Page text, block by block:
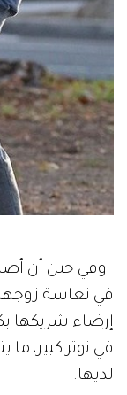
وفي حين أن
في تعاسة
إرضاء شريكها
في توتر كبير،
لديها.